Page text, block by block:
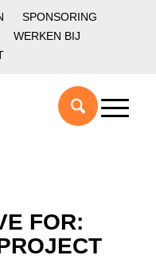
SPONSORING
WERKEN BIJ
FOR: